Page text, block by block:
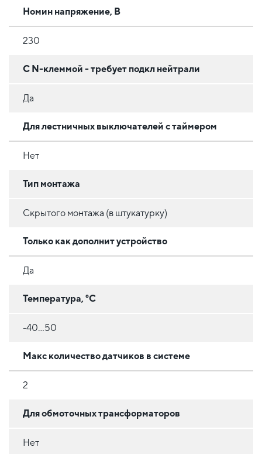
Номин напряжение, В
230
С N-клеммой - требует подкл нейтрали
Да
Для лестничных выключателей с таймером
Нет
Тип монтажа
Скрытого монтажа (в штукатурку)
Только как дополнит устройство
Да
Температура, °C
-40...50
Макс количество датчиков в системе
2
Для обмоточных трансформаторов
Нет